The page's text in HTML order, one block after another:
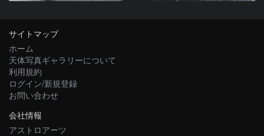
サイトマップ
ホーム
天体写真ギャラリーについて
利用規約
ログイン/新規登録
お問い合わせ
会社情報
アストロアーツ